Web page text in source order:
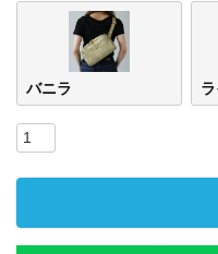
バ
バニラ